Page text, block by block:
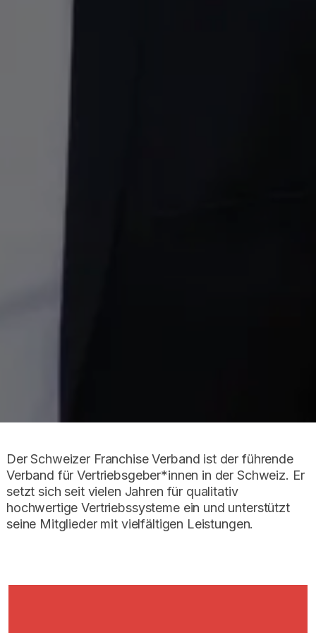
Der Schweizer Franchise Verband ist der führende
Verband für Vertriebsgeber*innen in der Schweiz. Er
setzt sich seit vielen Jahren für qualitativ
hochwertige Vertriebssysteme ein und unterstützt
seine Mitglieder mit vielfältigen Leistungen.